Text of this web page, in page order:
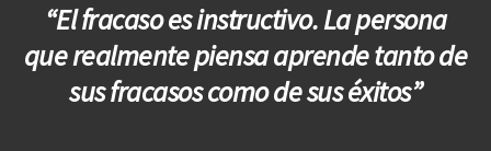
“El fracaso es instructivo. La persona
que realmente piensa aprende tanto de
sus fracasos como de sus éxitos”